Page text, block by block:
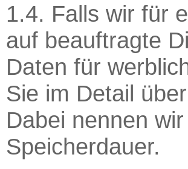
1.4. Falls wir für
auf beauftragte
Daten für
Sie im Detail
Dabei nennen
Speicherdauer.